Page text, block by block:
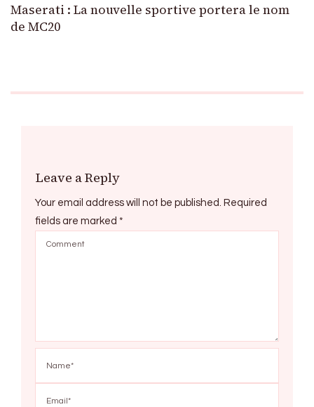
Maserati : La nouvelle sportive portera le nom
de MC20
Leave a Reply
Your email address will not be published. Required
fields are marked *